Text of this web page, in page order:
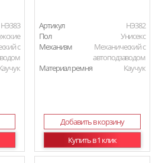
HЭ383
с
Артикул
HЭ382
Пол
Унисекс
Механизм
Механический с
автоподзаводом
Материал ремня
Каучук
Добавить в корзину
Купить в 1 клик